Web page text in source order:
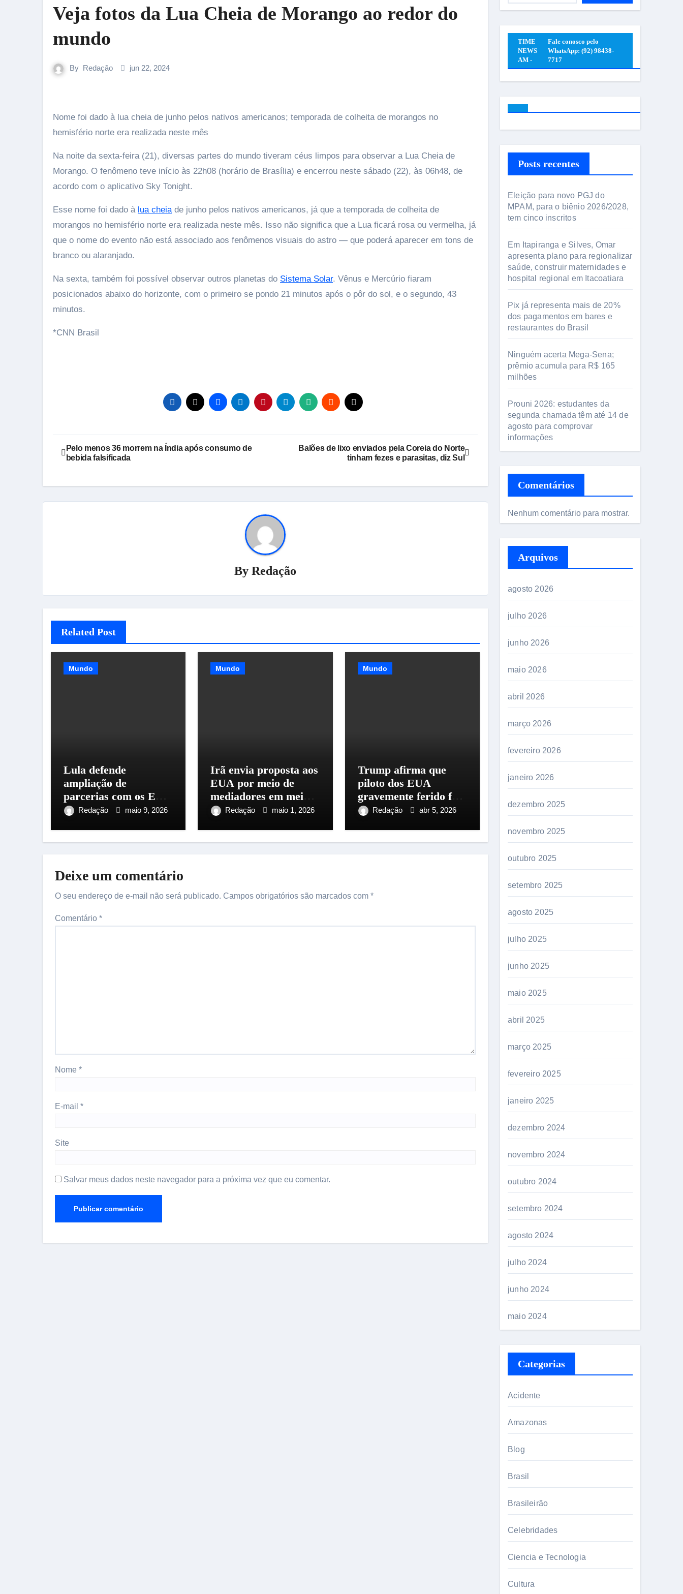
Veja fotos da Lua Cheia de Morango ao redor do
mundo
By Redação jun 22, 2024
Nome foi dado à lua cheia de junho pelos nativos americanos; temporada de colheita de morangos no
hemisfério norte era realizada neste mês
Na noite da sexta-feira (21), diversas partes do mundo tiveram céus limpos para observar a Lua Cheia de
Morango. O fenômeno teve início às 22h08 (horário de Brasília) e encerrou neste sábado (22), às 06h48, de
acordo com o aplicativo Sky Tonight.
Esse nome foi dado à lua cheiade junho pelos nativos americanos, já que a temporada de colheita de
morangos no hemisfério norte era realizada neste mês. Isso não significa que a Lua ficará rosa ou vermelha, já
que o nome do evento não está associado aos fenômenos visuais do astro — que poderá aparecer em tons de
branco ou alaranjado.
Na sexta, também foi possível observar outros planetas do Sistema Solar. Vênus e Mercúrio fiaram
posicionados abaixo do horizonte, com o primeiro se pondo 21 minutos após o pôr do sol, e o segundo, 43
minutos.
*CNN Brasil
Navegação
de
Post
Pelo menos 36 morrem na Índia após consumo de
bebida falsificada
Balões de lixo enviados pela Coreia do Norte
tinham fezes e parasitas, diz Sul
By Redação
Related Post
Mundo
Lula defende
ampliação de
parcerias com os EUA
sem abrir mão da
Redação maio 9, 2026
Mundo
Irã envia proposta aos
EUA por meio de
mediadores em meio a
tensão no Oriente
Redação maio 1, 2026
Mundo
Trump afirma que
piloto dos EUA
gravemente ferido foi
resgatado no Irã
Redação abr 5, 2026
Deixe um comentário
O seu endereço de e-mail não será publicado. Campos obrigatórios são marcados com *
Comentário *
Nome *
E-mail *
Site
Salvar meus dados neste navegador para a próxima vez que eu comentar.
TIME
NEWS
AM -
Fale conosco pelo
WhatsApp: (92) 98438-
7717
Posts recentes
Eleição para novo PGJ do
MPAM, para o biênio 2026/2028,
tem cinco inscritos
Em Itapiranga e Silves, Omar
apresenta plano para regionalizar
saúde, construir maternidades e
hospital regional em Itacoatiara
Pix já representa mais de 20%
dos pagamentos em bares e
restaurantes do Brasil
Ninguém acerta Mega-Sena;
prêmio acumula para R$ 165
milhões
Prouni 2026: estudantes da
segunda chamada têm até 14 de
agosto para comprovar
informações
Comentários
Nenhum comentário para mostrar.
Arquivos
agosto 2026
julho 2026
junho 2026
maio 2026
abril 2026
março 2026
fevereiro 2026
janeiro 2026
dezembro 2025
novembro 2025
outubro 2025
setembro 2025
agosto 2025
julho 2025
junho 2025
maio 2025
abril 2025
março 2025
fevereiro 2025
janeiro 2025
dezembro 2024
novembro 2024
outubro 2024
setembro 2024
agosto 2024
julho 2024
junho 2024
maio 2024
Categorias
Acidente
Amazonas
Blog
Brasil
Brasileirão
Celebridades
Ciencia e Tecnologia
Cultura